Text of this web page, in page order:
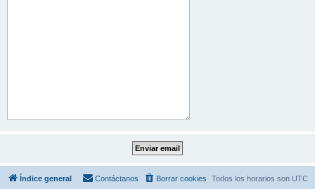
Índice general Todos los horarios son UTC
Borrar cookies
Contáctanos